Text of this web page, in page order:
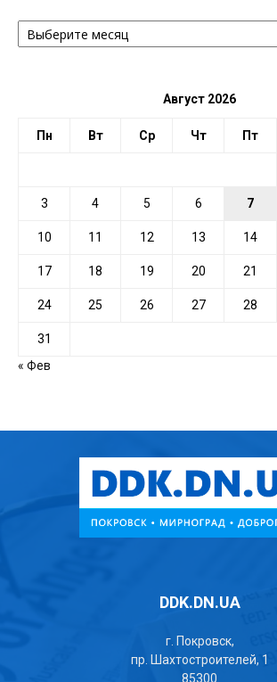
АРХИВ
ПО
Август 2026
Пн Вт Ср Чт Пт
3 4 5 6 7
10 11 12 13 14
17 18 19 20 21
24 25 26 27 28
31
« Фев
DDK.DN.UA
г. Покровск,
пр. Шахтостроителей, 1
85300